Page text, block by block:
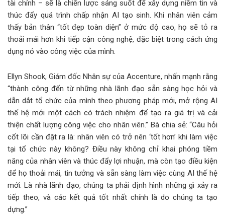
tài chính – sẽ là chiến lược sáng suốt để xây dựng niềm tin và
thúc đẩy quá trình chấp nhận AI tạo sinh. Khi nhân viên cảm
thấy bản thân “tốt đẹp toàn diện” ở mức độ cao, họ sẽ tỏ ra
thoải mái hơn khi tiếp cận công nghệ, đặc biệt trong cách ứng
dụng nó vào công việc của mình.
Ellyn Shook, Giám đốc Nhân sự của Accenture, nhấn mạnh rằng
“thành công đến từ những nhà lãnh đạo sẵn sàng học hỏi và
dẫn dắt tổ chức của mình theo phương pháp mới, mở rộng AI
thế hệ mới một cách có trách nhiệm để tạo ra giá trị và cải
thiện chất lượng công việc cho nhân viên.” Bà chia sẻ: “Câu hỏi
cốt lõi cần đặt ra là: nhân viên có trở nên ‘tốt hơn’ khi làm việc
tại tổ chức này không? Điều này không chỉ khai phóng tiềm
năng của nhân viên và thúc đẩy lợi nhuận, mà còn tạo điều kiện
để họ thoải mái, tin tưởng và sẵn sàng làm việc cùng AI thế hệ
mới. Là nhà lãnh đạo, chúng ta phải định hình những gì xảy ra
tiếp theo, và các kết quả tốt nhất chính là do chúng ta tạo
dựng.”